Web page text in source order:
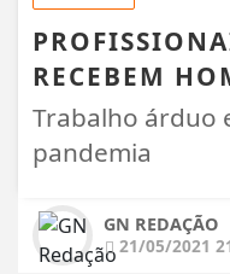
RECEBEM
Trabalho árduo
pandemia
GN REDAÇÃO
21/05/2021